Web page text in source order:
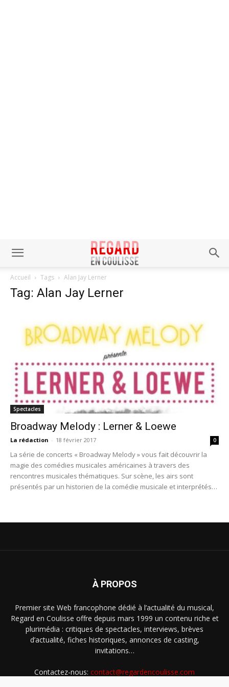
Accueil Tags Alan Jay Lerner
Tag: Alan Jay Lerner
Spectacles
Broadway Melody : Lerner & Loewe
La rédaction - 18 février 2017 0
La série de concerts « Broadway Melody » vous fait découvrir la
magie des comédies musicales américaines à travers des
rencontres musicales thématiques. Sur scène, les airs sont
présentés par un historien de la comédie musicale et interprétés
À PROPOS
Premier site Web francophone dédié à l’actualité du musical,
Regard en Coulisse offre depuis mars 1999 un contenu riche et
plurimédia : critiques de spectacles, interviews, brèves
d’actualité, fiches historiques, annonces de casting,
invitations…
Contactez-nous: contact@regardencoulisse.com